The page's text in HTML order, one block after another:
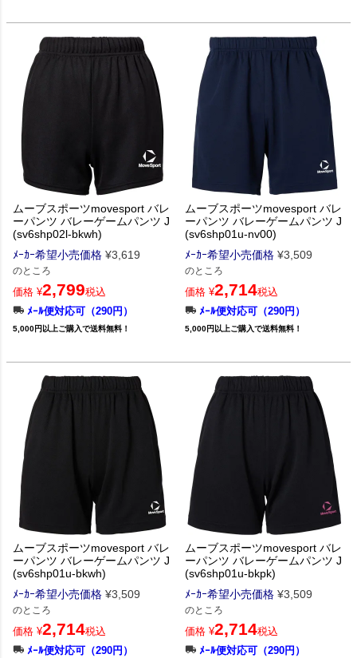
ムーブスポーツmovesport バレ
ーパンツ バレーゲームパンツ J
(sv6shp02l-bkwh)
ﾒｰｶｰ希望小売価格 ¥3,619
のところ
価格 ¥2,799税込
ﾒｰﾙ便対応可（290円）
5,000円以上ご購入で送料無料！
ムーブスポーツmovesport バレ
ーパンツ バレーゲームパンツ J
(sv6shp01u-nv00)
ﾒｰｶｰ希望小売価格 ¥3,509
のところ
価格 ¥2,714税込
ﾒｰﾙ便対応可（290円）
5,000円以上ご購入で送料無料！
ムーブスポーツmovesport バレ
ーパンツ バレーゲームパンツ J
(sv6shp01u-bkwh)
ﾒｰｶｰ希望小売価格 ¥3,509
のところ
価格 ¥2,714税込
ﾒｰﾙ便対応可（290円）
ムーブスポーツmovesport バレ
ーパンツ バレーゲームパンツ J
(sv6shp01u-bkpk)
ﾒｰｶｰ希望小売価格 ¥3,509
のところ
価格 ¥2,714税込
ﾒｰﾙ便対応可（290円）